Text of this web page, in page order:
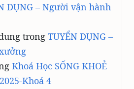
DỤNG – Người vận hành
trong TUYỂN DỤNG –
Khoá Học SỐNG KHOẺ
Khoá 4